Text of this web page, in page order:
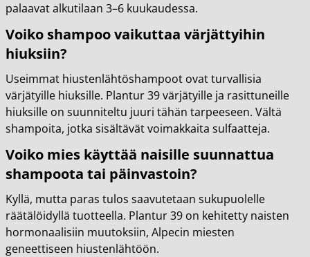
palaavat alkutilaan 3–6 kuukaudessa.
Voiko shampoo vaikuttaa värjättyihin
hiuksiin?
Useimmat hiustenlähtöshampoot ovat turvallisia
värjätyille hiuksille. Plantur 39 värjätyille ja rasittuneille
hiuksille on suunniteltu juuri tähän tarpeeseen. Vältä
shampoita, jotka sisältävät voimakkaita sulfaatteja.
Voiko mies käyttää naisille suunnattua
shampoota tai päinvastoin?
Kyllä, mutta paras tulos saavutetaan sukupuolelle
räätälöidyllä tuotteella. Plantur 39 on kehitetty naisten
hormonaalisiin muutoksiin, Alpecin miesten
geneettiseen hiustenlähtöön.